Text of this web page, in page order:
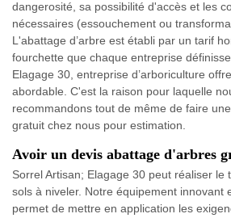
dangerosité, sa possibilité d'accès et les
nécessaires (essouchement ou
L'abattage d’arbre est établi par un tarif
fourchette que chaque entreprise
Elagage 30, entreprise d’arboriculture
abordable. C'est la raison pour laquelle
recommandons tout de même de faire
gratuit chez nous pour estimation.
Avoir un devis abattage d'arbres
Sorrel Artisan; Elagage 30 peut réaliser le
sols à niveler. Notre équipement innovant
permet de mettre en application les